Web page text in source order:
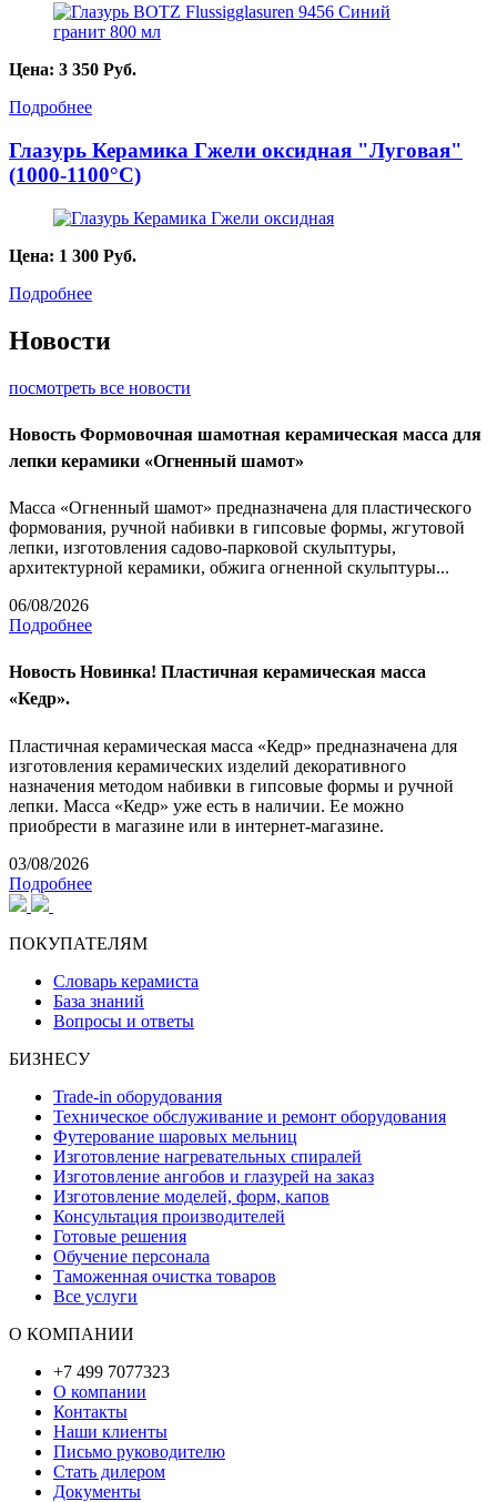
Цена: 3 350 Руб.
Подробнее
Глазурь Керамика Гжели оксидная "Луговая"
(1000-1100°С)
Цена: 1 300 Руб.
Подробнее
Новости
посмотреть все новости
Новость Формовочная шамотная керамическая масса для
лепки керамики «Огненный шамот»
Масса «Огненный шамот» предназначена для пластического
формования, ручной набивки в гипсовые формы, жгутовой
лепки, изготовления садово-парковой скульптуры,
архитектурной керамики, обжига огненной скульптуры...
06/08/2026
Подробнее
Новость Новинка! Пластичная керамическая масса
«Кедр».
Пластичная керамическая масса «Кедр» предназначена для
изготовления керамических изделий декоративного
назначения методом набивки в гипсовые формы и ручной
лепки. Масса «Кедр» уже есть в наличии. Ее можно
приобрести в магазине или в интернет-магазине.
03/08/2026
Подробнее
ПОКУПАТЕЛЯМ
Словарь керамиста
База знаний
Вопросы и ответы
БИЗНЕСУ
Trade-in оборудования
Техническое обслуживание и ремонт оборудования
Футерование шаровых мельниц
Изготовление нагревательных спиралей
Изготовление ангобов и глазурей на заказ
Изготовление моделей, форм, капов
Консультация производителей
Готовые решения
Обучение персонала
Таможенная очистка товаров
Все услуги
О КОМПАНИИ
+7 499 7077323
О компании
Контакты
Наши клиенты
Письмо руководителю
Стать дилером
Документы